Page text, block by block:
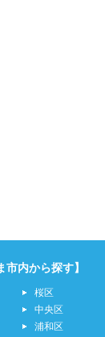
市内から探す】
桜区
中央区
浦和区